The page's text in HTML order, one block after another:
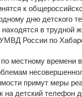
к
дню детского
в трудной
России по
местному
примут меры
на детский телефон